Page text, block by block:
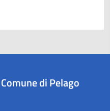
Comune di Pelago